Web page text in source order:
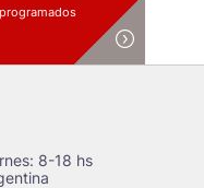
8-18 hs